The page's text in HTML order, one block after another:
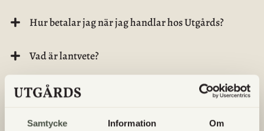
Samtycke Information Om
Hur betalar jag när jag handlar hos Utgårds?
Vad är lantvete?
Säljs Utgårds egna produkter någon annanstans?
Vilka dagar finns det nybakat i gårdsbutiken?